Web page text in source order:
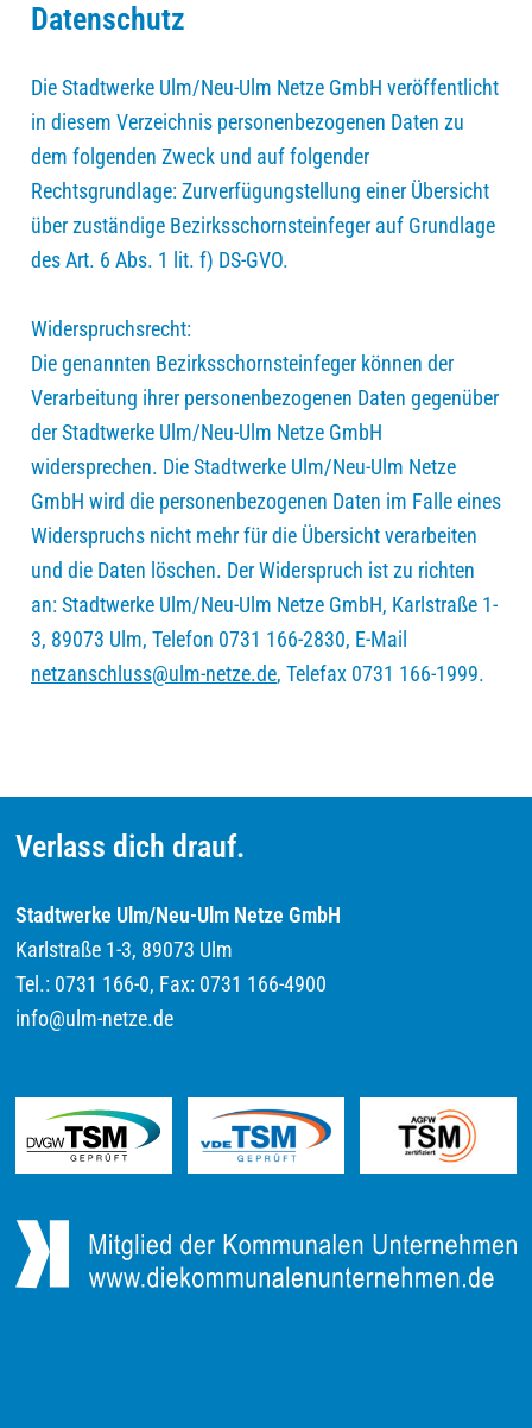
Datenschutz
Die Stadtwerke Ulm/Neu-Ulm Netze GmbH veröffentlicht
in diesem Verzeichnis personenbezogenen Daten zu
dem folgenden Zweck und auf folgender
Rechtsgrundlage: Zurverfügungstellung einer Übersicht
über zuständige Bezirksschornsteinfeger auf Grundlage
des Art. 6 Abs. 1 lit. f) DS-GVO.
Widerspruchsrecht:
Die genannten Bezirksschornsteinfeger können der
Verarbeitung ihrer personenbezogenen Daten gegenüber
der Stadtwerke Ulm/Neu-Ulm Netze GmbH
widersprechen. Die Stadtwerke Ulm/Neu-Ulm Netze
GmbH wird die personenbezogenen Daten im Falle eines
Widerspruchs nicht mehr für die Übersicht verarbeiten
und die Daten löschen. Der Widerspruch ist zu richten
an: Stadtwerke Ulm/Neu-Ulm Netze GmbH, Karlstraße 1-
3, 89073 Ulm, Telefon 0731 166-2830, E-Mail
netzanschluss@ulm-netze.de, Telefax 0731 166-1999.
Verlass dich drauf.
Stadtwerke Ulm/Neu-Ulm Netze GmbH
Karlstraße 1-3, 89073 Ulm
Tel.: 0731 166-0, Fax: 0731 166-4900
info@ulm-netze.de